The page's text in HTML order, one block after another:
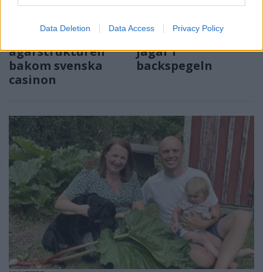
Data Deletion Data Access Privacy Policy
Fakta:
Casinotopplistan
ägarstrukturen
bakom svenska
casinon
Markaryd håller
fanan högt –
medan grannarna
jagar i
backspegeln